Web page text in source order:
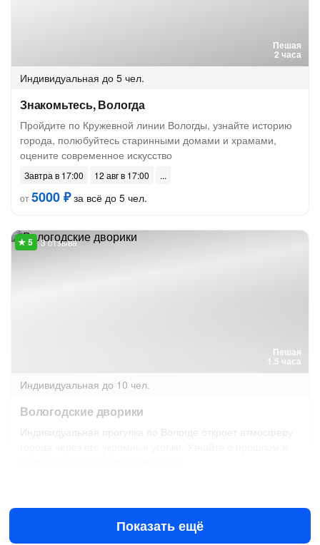
Пешая
2 часа
Индивидуальная до 5 чел.
Знакомьтесь, Вологда
Пройдите по Кружевной линии Вологды, узнайте историю
города, полюбуйтесь старинными домами и храмами,
оцените современное искусство
Завтра в 17:00
12 авг в 17:00
от5000 ₽за всё до 5 чел.
Пешая
1.5 часа
3 отзыва
Индивидуальная до 10 чел.
Вологодские дворики
Индивидуальная прогулка по Вологде откроет атмосферу
3500 ₽за всё до 10 чел.
Показать ещё